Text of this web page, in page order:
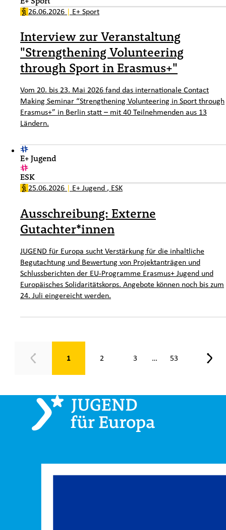
26.06.2026 | E+ Sport
Interview zur Veranstaltung
"Strengthening Volunteering
through Sport in Erasmus+"
Vom 20. bis 23. Mai 2026 fand das internationale Contact
Making Seminar “Strengthening Volunteering in Sport through
Erasmus+” in Berlin statt – mit 40 Teilnehmenden aus 13
Ländern.
E+ Jugend
ESK
25.06.2026 | E+ Jugend , ESK
Ausschreibung: Externe
Gutachter*innen
JUGEND für Europa sucht Verstärkung für die inhaltliche
Begutachtung und Bewertung von Projektanträgen und
Schlussberichten der EU-Programme Erasmus+ Jugend und
Europäisches Solidaritätskorps. Angebote können noch bis zum
24. Juli eingereicht werden.
Zurück 1 2 3 … 53